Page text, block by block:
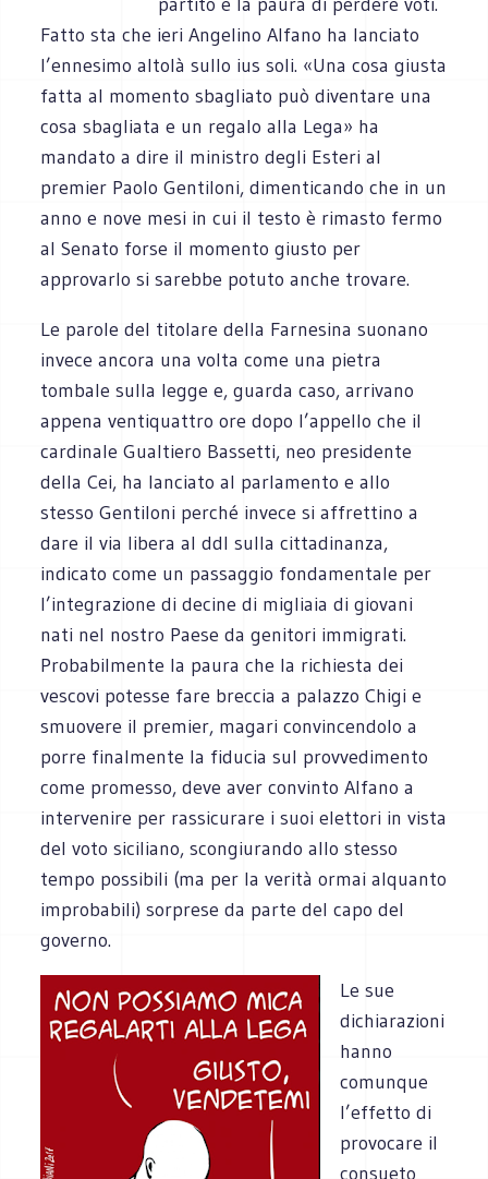
Fatto sta che ieri Angelino Alfano ha lanciato
l’ennesimo altolà sullo ius soli. «Una cosa giusta
fatta al momento sbagliato può diventare una
cosa sbagliata e un regalo alla Lega» ha
mandato a dire il ministro degli Esteri al
premier Paolo Gentiloni, dimenticando che in un
anno e nove mesi in cui il testo è rimasto fermo
al Senato forse il momento giusto per
approvarlo si sarebbe potuto anche trovare.
Le parole del titolare della Farnesina suonano
invece ancora una volta come una pietra
tombale sulla legge e, guarda caso, arrivano
appena ventiquattro ore dopo l’appello che il
cardinale Gualtiero Bassetti, neo presidente
della Cei, ha lanciato al parlamento e allo
stesso Gentiloni perché invece si affrettino a
dare il via libera al ddl sulla cittadinanza,
indicato come un passaggio fondamentale per
l’integrazione di decine di migliaia di giovani
nati nel nostro Paese da genitori immigrati.
Probabilmente la paura che la richiesta dei
vescovi potesse fare breccia a palazzo Chigi e
smuovere il premier, magari convincendolo a
porre finalmente la fiducia sul provvedimento
come promesso, deve aver convinto Alfano a
intervenire per rassicurare i suoi elettori in vista
del voto siciliano, scongiurando allo stesso
tempo possibili (ma per la verità ormai alquanto
improbabili) sorprese da parte del capo del
governo.
Le sue
dichiarazioni
hanno
comunque
l’effetto di
provocare il
consueto